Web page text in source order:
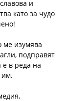
и
като за чудо
ме изумява
подправят
е в реда на
им.